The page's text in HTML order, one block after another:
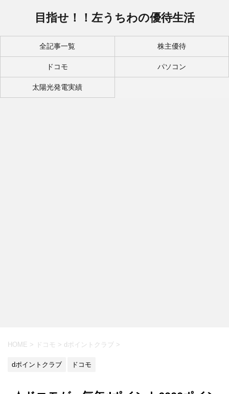
目指せ！！左うちわの優待生活
全記事一覧 株主優待
ドコモ パソコン
太陽光発電実績
HOME > ドコモ > dポイントクラブ >
dポイントクラブ ドコモ